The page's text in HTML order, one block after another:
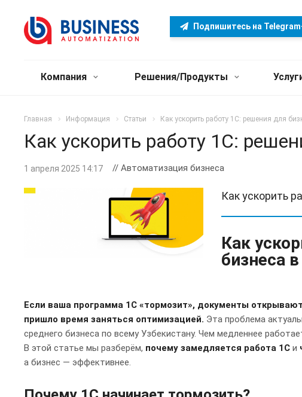
Подпишитесь на
Компания Решения/Продукты
Главная Информация Статьи Как ускорить работу 1С: решения для
Как ускорить работу 1С:
1 апреля 2025 14:17 // Автоматизация бизнеса
Как ускорить
Как
бизнеса
Если ваша программа 1С «тормозит», документы
пришло время заняться оптимизацией. Эта проблема
среднего бизнеса по всему Узбекистану. Чем медленнее
В этой статье мы разберём, почему замедляется работа 1С и
а бизнес — эффективнее.